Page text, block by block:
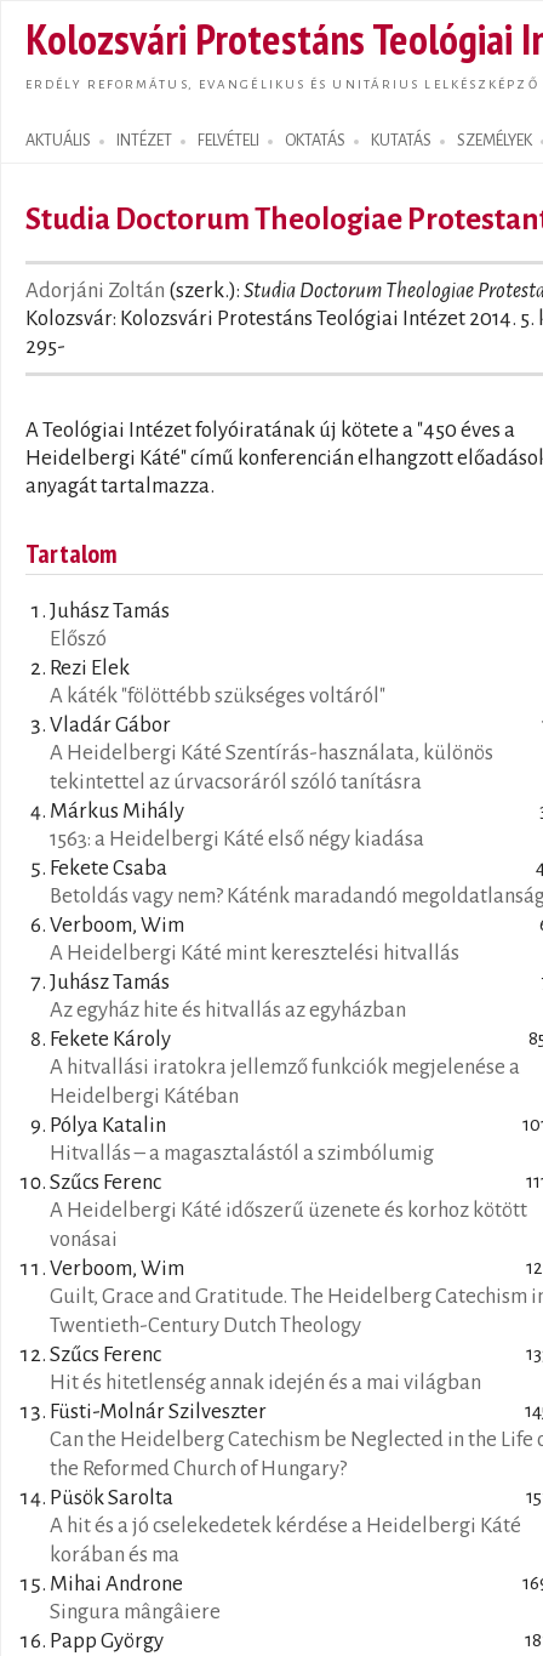
Kolozsvári Protestáns Teológiai
ERDÉLY REFORMÁTUS, EVANGÉLIKUS ÉS UNITÁRIUS LELKÉSZKÉPZŐ
AKTUÁLIS INTÉZET FELVÉTELI OKTATÁS KUTATÁS SZEMÉLYEK
Search form
Studia Doctorum Theologiae
Adorjáni Zoltán (szerk.): Studia Doctorum Theologiae
Kolozsvár: Kolozsvári Protestáns Teológiai Intézet 2014. 5.
295-
A Teológiai Intézet folyóiratának új kötete a "450 éves a
Heidelbergi Káté" című konferencián elhangzott
anyagát tartalmazza.
Tartalom
Juhász Tamás
Előszó
Rezi Elek
A káték "fölöttébb szükséges voltáról"
Vladár Gábor
A Heidelbergi Káté Szentírás-használata, különös
tekintettel az úrvacsoráról szóló tanításra
Márkus Mihály
1563: a Heidelbergi Káté első négy kiadása
Fekete Csaba
Betoldás vagy nem? Káténk maradandó
Verboom, Wim
A Heidelbergi Káté mint keresztelési hitvallás
Juhász Tamás
Az egyház hite és hitvallás az egyházban
Fekete Károly
A hitvallási iratokra jellemző funkciók megjelenése a
Heidelbergi Kátéban
Pólya Katalin
Hitvallás – a magasztalástól a szimbólumig
Szűcs Ferenc
A Heidelbergi Káté időszerű üzenete és korhoz kötött
vonásai
Verboom, Wim
Guilt, Grace and Gratitude. The Heidelberg Catechism
Twentieth-Century Dutch Theology
Szűcs Ferenc
Hit és hitetlenség annak idején és a mai világban
Füsti-Molnár Szilveszter
Can the Heidelberg Catechism be Neglected in the Life
the Reformed Church of Hungary?
Püsök Sarolta
A hit és a jó cselekedetek kérdése a Heidelbergi Káté
korában és ma
Mihai Androne
Singura mângâiere
Papp György